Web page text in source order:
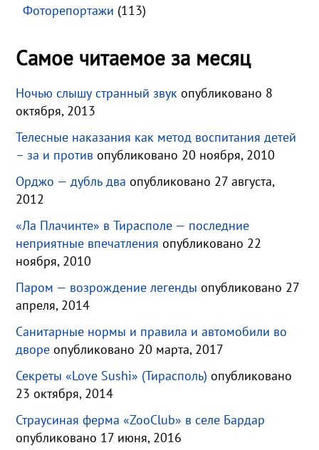
Фоторепортажи (113)
Самое читаемое за месяц
Ночью слышу странный звук опубликовано 8
октября, 2013
Телесные наказания как метод воспитания детей
– за и против опубликовано 20 ноября, 2010
Орджо — дубль два опубликовано 27 августа,
2012
«Ла Плачинте» в Тирасполе — последние
неприятные впечатления опубликовано 22
ноября, 2010
Паром — возрождение легенды опубликовано 27
апреля, 2014
Санитарные нормы и правила и автомобили во
дворе опубликовано 20 марта, 2017
Секреты «Love Sushi» (Тирасполь) опубликовано
23 октября, 2014
Страусиная ферма «ZooClub» в селе Бардар
опубликовано 17 июня, 2016